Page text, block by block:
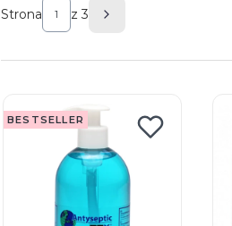
Strona z 3 Następne produkty
BESTSELLER